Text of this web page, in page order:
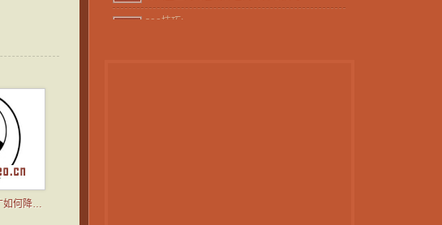
甘孜州企业seo推广如何降低网站跳出率
绍兴企业网络营销外包网站排名技巧